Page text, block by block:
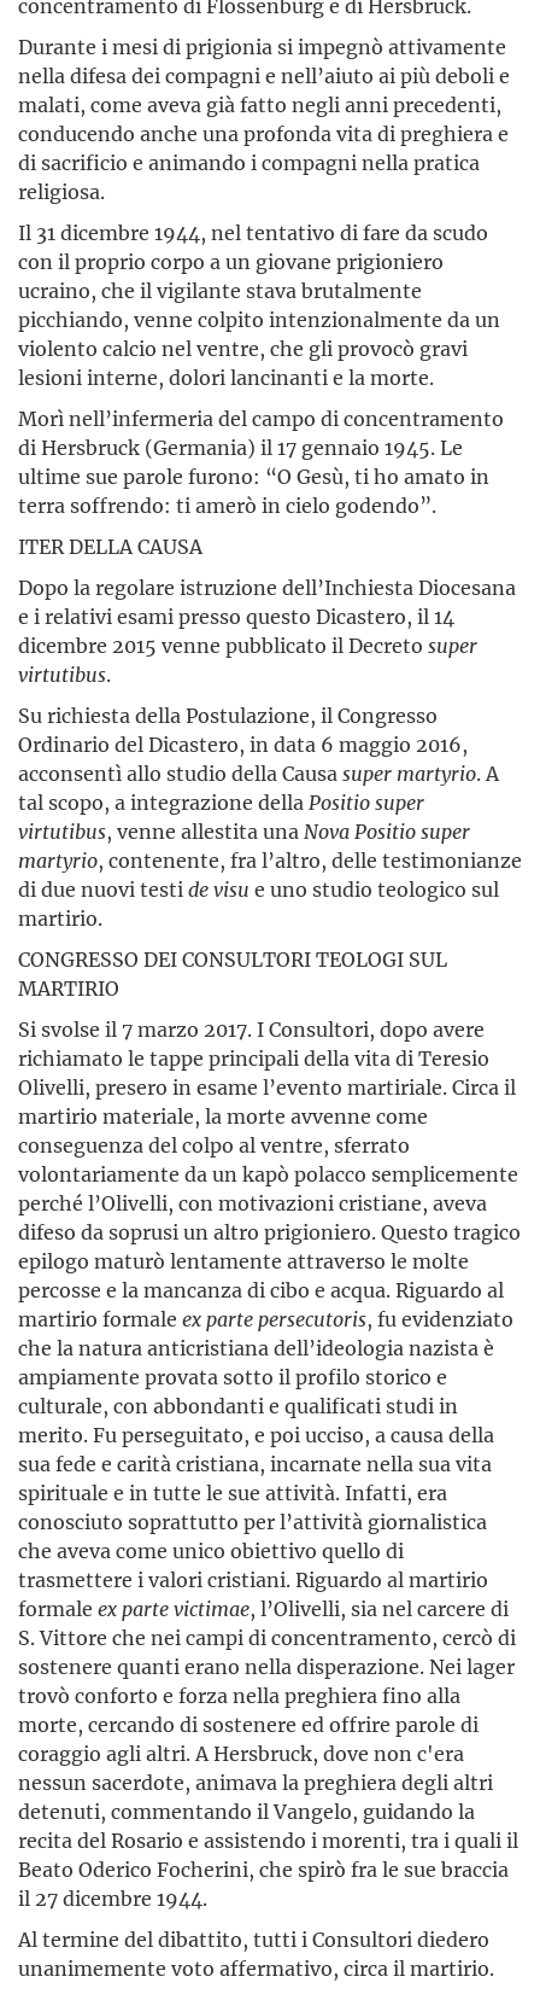
concentramento di Flossenbürg e di Hersbruck.
Durante i mesi di prigionia si impegnò attivamente
nella difesa dei compagni e nell’aiuto ai più deboli e
malati, come aveva già fatto negli anni precedenti,
conducendo anche una profonda vita di preghiera e
di sacrificio e animando i compagni nella pratica
religiosa.
Il 31 dicembre 1944, nel tentativo di fare da scudo
con il proprio corpo a un giovane prigioniero
ucraino, che il vigilante stava brutalmente
picchiando, venne colpito intenzionalmente da un
violento calcio nel ventre, che gli provocò gravi
lesioni interne, dolori lancinanti e la morte.
Morì nell’infermeria del campo di concentramento
di Hersbruck (Germania) il 17 gennaio 1945. Le
ultime sue parole furono: “O Gesù, ti ho amato in
terra soffrendo: ti amerò in cielo godendo”.
ITER DELLA CAUSA
Dopo la regolare istruzione dell’Inchiesta Diocesana
e i relativi esami presso questo Dicastero, il 14
dicembre 2015 venne pubblicato il Decreto super
virtutibus.
Su richiesta della Postulazione, il Congresso
Ordinario del Dicastero, in data 6 maggio 2016,
acconsentì allo studio della Causa super martyrio. A
tal scopo, a integrazione della Positio super
virtutibus, venne allestita una Nova Positio super
martyrio, contenente, fra l’altro, delle testimonianze
di due nuovi testi de visu e uno studio teologico sul
martirio.
CONGRESSO DEI CONSULTORI TEOLOGI SUL
MARTIRIO
Si svolse il 7 marzo 2017. I Consultori, dopo avere
richiamato le tappe principali della vita di Teresio
Olivelli, presero in esame l’evento martiriale. Circa il
martirio materiale, la morte avvenne come
conseguenza del colpo al ventre, sferrato
volontariamente da un kapò polacco semplicemente
perché l’Olivelli, con motivazioni cristiane, aveva
difeso da soprusi un altro prigioniero. Questo tragico
epilogo maturò lentamente attraverso le molte
percosse e la mancanza di cibo e acqua. Riguardo al
martirio formale ex parte persecutoris, fu evidenziato
che la natura anticristiana dell’ideologia nazista è
ampiamente provata sotto il profilo storico e
culturale, con abbondanti e qualificati studi in
merito. Fu perseguitato, e poi ucciso, a causa della
sua fede e carità cristiana, incarnate nella sua vita
spirituale e in tutte le sue attività. Infatti, era
conosciuto soprattutto per l’attività giornalistica
che aveva come unico obiettivo quello di
trasmettere i valori cristiani. Riguardo al martirio
formale ex parte victimae, l’Olivelli, sia nel carcere di
S. Vittore che nei campi di concentramento, cercò di
sostenere quanti erano nella disperazione. Nei lager
trovò conforto e forza nella preghiera fino alla
morte, cercando di sostenere ed offrire parole di
coraggio agli altri. A Hersbruck, dove non c'era
nessun sacerdote, animava la preghiera degli altri
detenuti, commentando il Vangelo, guidando la
recita del Rosario e assistendo i morenti, tra i quali il
Beato Oderico Focherini, che spirò fra le sue braccia
il 27 dicembre 1944.
Al termine del dibattito, tutti i Consultori diedero
unanimemente voto affermativo, circa il martirio.